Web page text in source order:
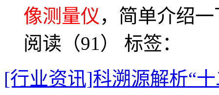
像测量仪 ，简单介绍
阅读（91） 标签：
[行业资讯]科溯源解析“